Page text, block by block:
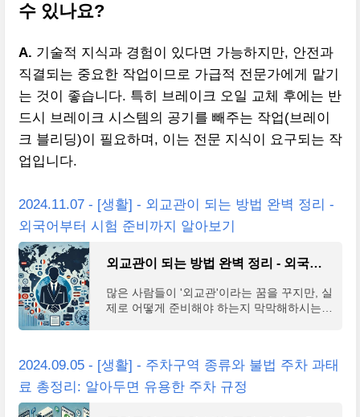
수 있나요?
A. 기술적 지식과 경험이 있다면 가능하지만, 안전과
직결되는 중요한 작업이므로 가급적 전문가에게 맡기
는 것이 좋습니다. 특히 브레이크 오일 교체 후에는 반
드시 브레이크 시스템의 공기를 빼주는 작업(브레이
크 블리딩)이 필요하며, 이는 전문 지식이 요구되는 작
업입니다.
2024.11.07 - [생활] - 외교관이 되는 방법 완벽 정리 -
외국어부터 시험 준비까지 알아보기
외교관이 되는 방법 완벽 정리 - 외국어부터 시험 준비까지 알아보기
많은 사람들이 '외교관'이라는 꿈을 꾸지만, 실
제로 어떻게 준비해야 하는지 막막해하시는
2024.09.05 - [생활] - 주차구역 종류와 불법 주차 과태
료 총정리: 알아두면 유용한 주차 규정